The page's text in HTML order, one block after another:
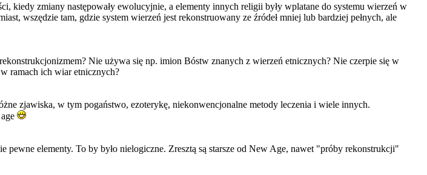
kiedy zmiany następowały ewolucyjnie, a elementy innych religii były wplatane do systemu wierzeń w
wszędzie tam, gdzie system wierzeń jest rekonstruowany ze źródeł mniej lub bardziej pełnych, ale
Nie używa się np. imion Bóstw znanych z wierzeń etnicznych? Nie czerpie się w
ramach ich wiar etnicznych?
zjawiska, w tym pogaństwo, ezoterykę, niekonwencjonalne metody leczenia i wiele innych.
elementy. To by było nielogiczne. Zresztą są starsze od New Age, nawet "próby rekonstrukcji"